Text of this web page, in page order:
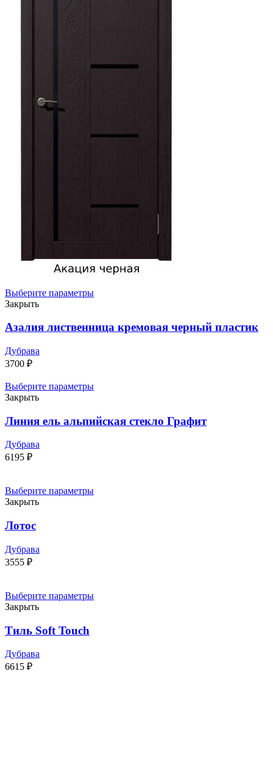
Выберите параметры
Закрыть
Азалия лиственница кремовая черный пластик
Дубрава
3700 ₽
Выберите параметры
Закрыть
Линия ель альпийская стекло Графит
Дубрава
6195 ₽
Выберите параметры
Закрыть
Лотос
Дубрава
3555 ₽
Выберите параметры
Закрыть
Тиль Soft Touch
Дубрава
6615 ₽